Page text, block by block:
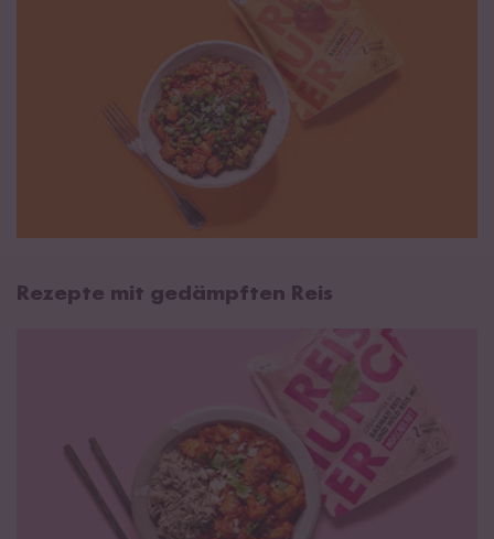
Rezepte mit gedämpften Reis